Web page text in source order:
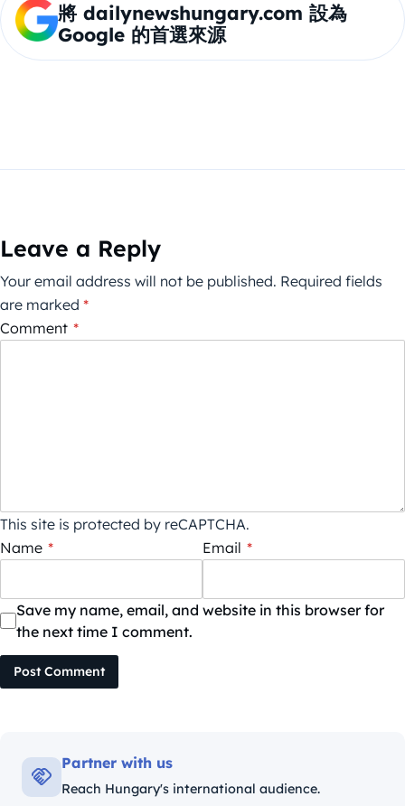
將 dailynewshungary.com 設為
Google 的首選來源
Leave a Reply
Your email address will not be published. Required fields
are marked *
Comment *
This site is protected by reCAPTCHA.
Name * Email *
Save my name, email, and website in this browser for
the next time I comment.
Post Comment
Partner with us
Reach Hungary's international audience.